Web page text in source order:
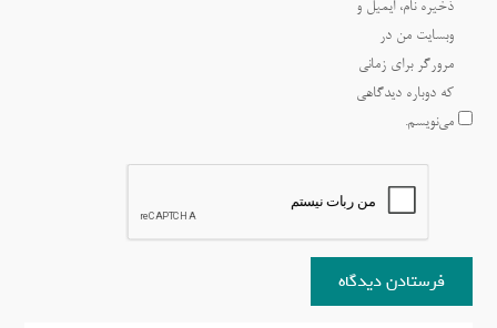
ذخیره نام، ایمیل و
وبسایت من در
مرورگر برای زمانی
که دوباره دیدگاهی
می‌نویسم.